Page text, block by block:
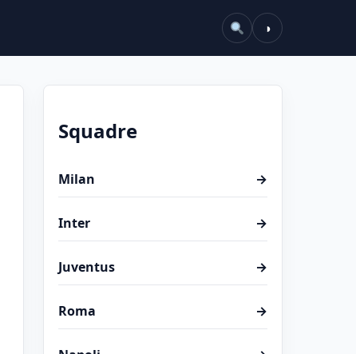
◑
Squadre
Milan →
Inter →
Juventus →
Roma →